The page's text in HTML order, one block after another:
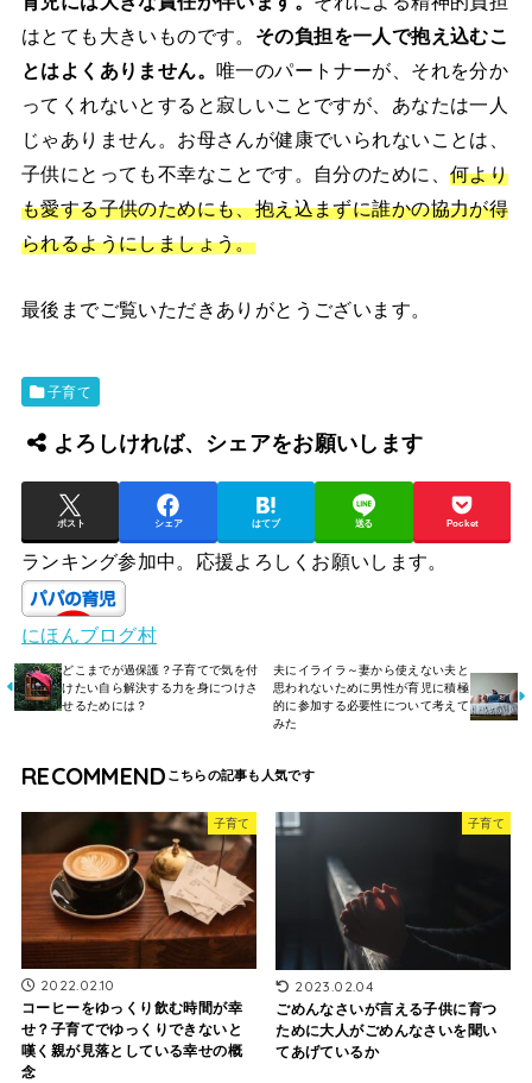
はとても大きいものです。 その負担を一人で抱え込むこ
とはよくありません。唯一のパートナーが、それを分か
ってくれないとすると寂しいことですが、あなたは一人
じゃありません。お母さんが健康でいられないことは、
子供にとっても不幸なことです。自分のために、 何より
も愛する子供のためにも、抱え込まずに誰かの協力が得
られるようにしましょう。
最後までご覧いただきありがとうございます。
子育て
よろしければ、シェアをお願いします
ポスト シェア はてブ 送る Pocket
ランキング参加中。応援よろしくお願いします。
にほんブログ村
どこまでが過保護？子育てで気を付
けたい自ら解決する力を身につけさ
せるためには？
夫にイライラ～妻から使えない夫と
思われないために男性が育児に積極
的に参加する必要性について考えて
みた
RECOMMEND
子育て
2022.02.10
コーヒーをゆっくり飲む時間が幸
せ？子育てでゆっくりできないと
嘆く親が見落としている幸せの概
念
子育て
2023.02.04
ごめんなさいが言える子供に育つ
ために大人がごめんなさいを聞い
てあげているか